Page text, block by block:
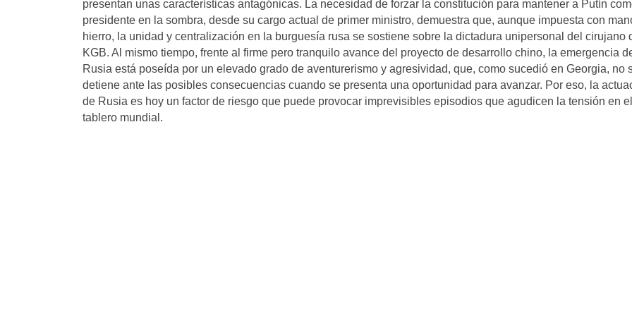
presentan unas características antagónicas. La necesidad de forzar la constitución para mantener a Putín
presidente en la sombra, desde su cargo actual de primer ministro, demuestra que, aunque impuesta con
hierro, la unidad y centralización en la burguesía rusa se sostiene sobre la dictadura unipersonal del cirujano
KGB. Al mismo tiempo, frente al firme pero tranquilo avance del proyecto de desarrollo chino, la emergencia
Rusia está poseída por un elevado grado de aventurerismo y agresividad, que, como sucedió en Georgia, no
detiene ante las posibles consecuencias cuando se presenta una oportunidad para avanzar. Por eso, la
de Rusia es hoy un factor de riesgo que puede provocar imprevisibles episodios que agudicen la tensión en el
tablero mundial.